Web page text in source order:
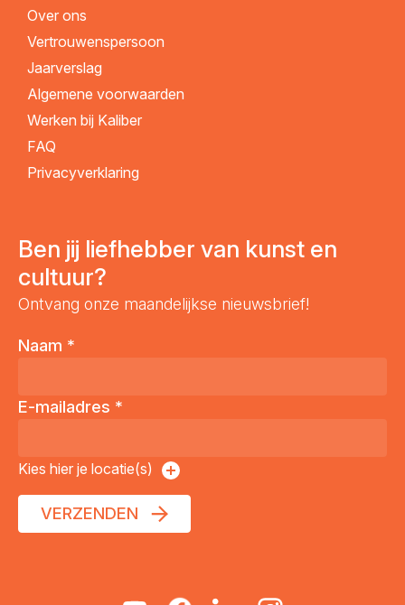
Over ons
Vertrouwenspersoon
Jaarverslag
Algemene voorwaarden
Werken bij Kaliber
FAQ
Privacyverklaring
Ben jij liefhebber van kunst en
cultuur?
Ontvang onze maandelijkse nieuwsbrief!
Naam *
E-mailadres *
Kies hier je locatie(s)
VERZENDEN